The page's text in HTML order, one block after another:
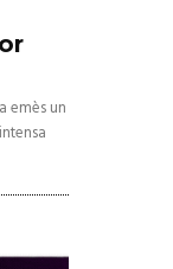
emès un